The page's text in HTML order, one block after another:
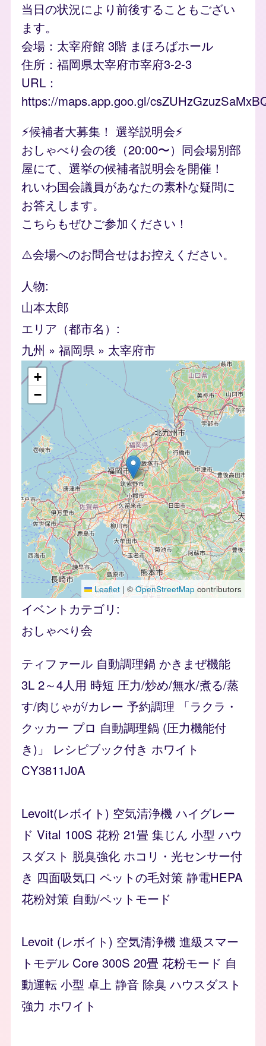
当日の状況により前後することもござい
ます。
会場：太宰府館 3階 まほろばホール
住所：福岡県太宰府市宰府3-2-3
URL：
https://maps.app.goo.gl/
⚡️候補者大募集！ 選挙説明会⚡️
おしゃべり会の後（20:00〜）同会場別部
屋にて、選挙の候補者説明会を開催！
れいわ国会議員があなたの素朴な疑問に
お答えします。
こちらもぜひご参加ください！
⚠️会場へのお問合せはお控えください。
人物
山本太郎
エリア（都市名）
九州 » 福岡県 » 太宰府市
geofield
+
−
Leaflet | © OpenStreetMap contributors
イベントカテゴリ
おしゃべり会
ティファール 自動調理鍋 かきまぜ機能
3L 2～4人用 時短 圧力/炒め/無水/煮る/蒸
す/肉じゃが/カレー 予約調理 「ラクラ・
クッカー プロ 自動調理鍋 (圧力機能付
き)」 レシピブック付き ホワイト
CY3811J0A
Levoit(レボイト) 空気清浄機 ハイグレー
ド Vital 100S 花粉 21畳 集じん 小型 ハウ
スダスト 脱臭強化 ホコリ・光センサー付
き 四面吸気口 ペットの毛対策 静電HEPA
花粉対策 自動/ペットモード
Levoit (レボイト) 空気清浄機 進級スマー
トモデル Core 300S 20畳 花粉モード 自
動運転 小型 卓上 静音 除臭 ハウスダスト
強力 ホワイト